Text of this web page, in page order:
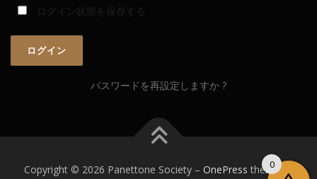
ログイン状態を保存する
パスワードを再設定しますか ?
Copyright © 2026 Panettone Society – OnePress theme by
0